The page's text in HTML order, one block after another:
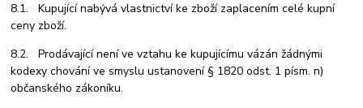
8.1. Kupující nabývá vlastnictví ke zboží zaplacením celé kupní
ceny zboží.
8.2. Prodávající není ve vztahu ke kupujícímu vázán žádnými
kodexy chování ve smyslu ustanovení § 1820 odst. 1 písm. n)
občanského zákoníku.